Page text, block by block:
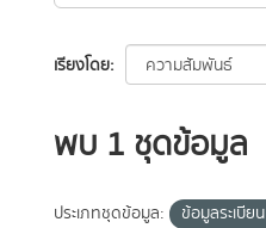
เรียงโดย
พบ 1 ชุดข้อมูล
ประเภทชุดข้อมูล: ข้อมูลระเบียน